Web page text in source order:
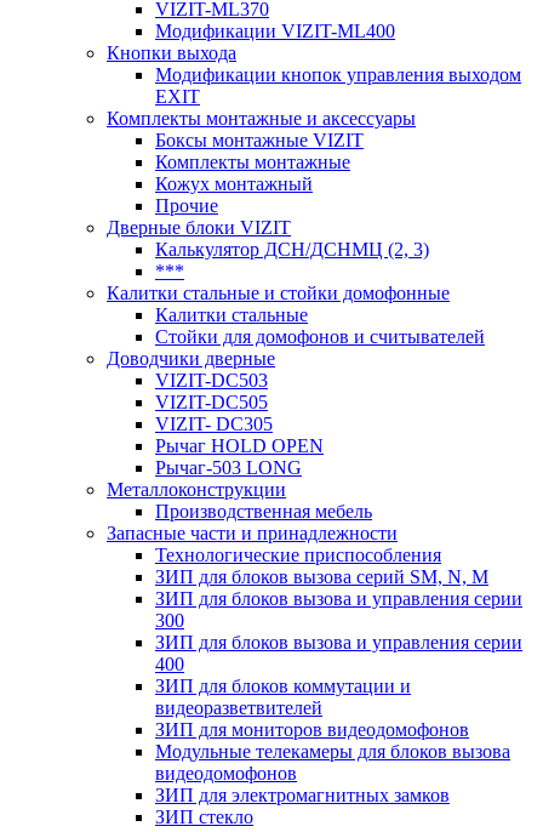
VIZIT-ML370
Модификации VIZIT-ML400
Кнопки выхода
Модификации кнопок управления выходом
EXIT
Комплекты монтажные и аксессуары
Боксы монтажные VIZIT
Комплекты монтажные
Кожух монтажный
Прочие
Дверные блоки VIZIT
Калькулятор ДСН/ДСНМЦ (2, 3)
***
Калитки стальные и стойки домофонные
Калитки стальные
Стойки для домофонов и считывателей
Доводчики дверные
VIZIT-DC503
VIZIT-DC505
VIZIT- DC305
Рычаг HOLD OPEN
Рычаг-503 LONG
Металлоконструкции
Производственная мебель
Запасные части и принадлежности
Технологические приспособления
ЗИП для блоков вызова серий SM, N, M
ЗИП для блоков вызова и управления серии
300
ЗИП для блоков вызова и управления серии
400
ЗИП для блоков коммутации и
видеоразветвителей
ЗИП для мониторов видеодомофонов
Модульные телекамеры для блоков вызова
видеодомофонов
ЗИП для электромагнитных замков
ЗИП стекло